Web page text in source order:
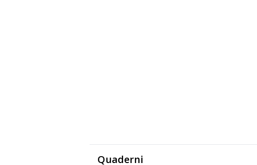
Quaderni